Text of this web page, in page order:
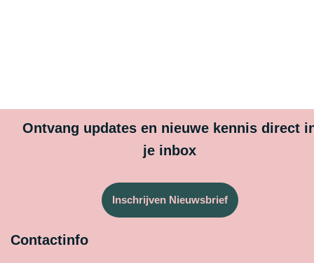
Ontvang updates en nieuwe kennis direct
je inbox
Inschrijven Nieuwsbrief
Contactinfo